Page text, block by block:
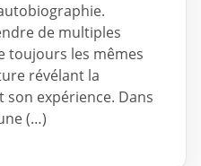
de multiples
toujours les mêmes
révélant la
son expérience. Dans
(…)